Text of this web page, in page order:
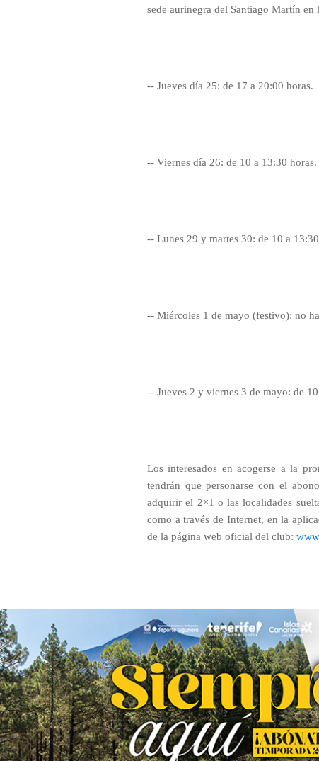
sede aurinegra del Santiago Martín
-- Jueves día 25: de 17 a 20:00 horas.
-- Viernes día 26: de 10 a 13:30 horas.
-- Lunes 29 y martes 30: de 10 a
-- Miércoles 1 de mayo (festivo): no
-- Jueves 2 y viernes 3 de mayo: de
Los interesados en acogerse a la
tendrán que personarse con el
adquirir el 2×1 o las localidades
como a través de Internet, en la
de la página web oficial del club: